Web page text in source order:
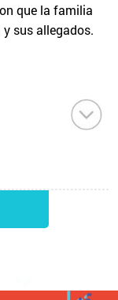
que la familia
sus allegados.